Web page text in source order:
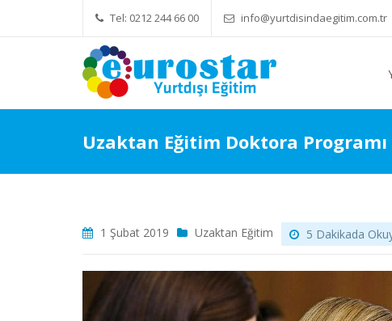
Tel: 0212 244 66 00 info@yurtdisindaegitim.com.tr
Yök Denkliği Önemli Eğitim Ücretleri
Uzaktan Eğitim Doktora
1 Şubat 2019 Uzaktan Eğitim 5 Dakikada